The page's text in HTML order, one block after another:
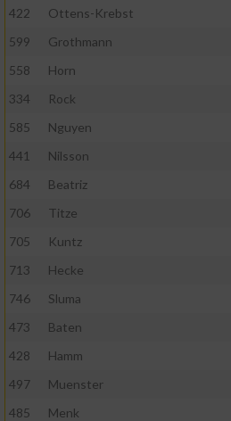
422
Ottens-Krebst
599
Grothmann
558
Horn
334
Rock
585
Nguyen
441
Nilsson
684
Beatriz
706
Titze
705
Kuntz
713
Hecke
746
Sluma
473
Baten
428
Hamm
497
Muenster
485
Menk